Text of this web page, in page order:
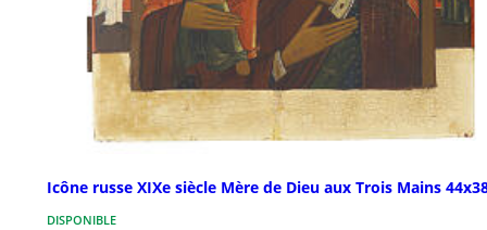
Icône russe XIXe siècle Mère de Dieu aux Trois Mains
DISPONIBLE